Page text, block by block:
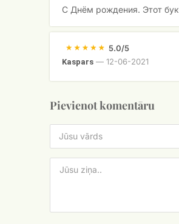
С Днём рождения. Этот
5.0/5
Kaspars — 12-06-2021
Pievienot komentāru